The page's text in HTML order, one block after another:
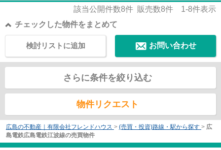
ョンとなっています。当社がお客様の不動産...
該当公開件数8件 販売数8件 1-8件表示
チェックした物件をまとめて
お問い合わせ
検討リストに追加
さらに条件を絞り込む
物件リクエスト
広島の不動産｜有限会社フレンドハウス > (売買・投資)路線・駅から探す > 広
島電鉄広島電鉄江波線の売買物件